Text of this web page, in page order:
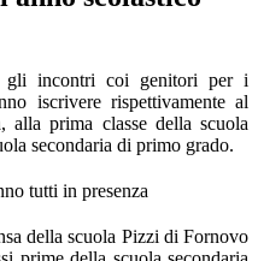
gli incontri coi genitori per i
iscrivere rispettivamente al
alla prima classe della scuola
secondaria di primo grado.
tutti in presenza
della scuola Pizzi di Fornovo